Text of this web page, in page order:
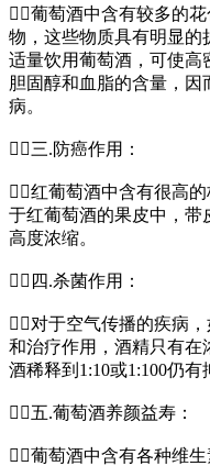
葡萄酒中含有较多的
物，这些物质具有明显的
适量饮用葡萄酒，可使高
胆固醇和血脂的含量，
病。
三.防癌作用：
红葡萄酒中含有很高
于红葡萄酒的果皮中，带
高度浓缩。
四.杀菌作用：
对于空气传播的疾病
和治疗作用，酒精只有在
酒稀释到1:10或1:100仍有
五.葡萄酒养颜益寿：
葡萄酒中含有各种维